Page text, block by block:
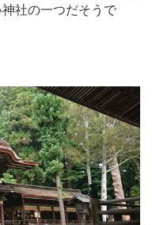
社の一つだそうで